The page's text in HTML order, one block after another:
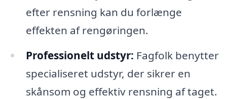
efter rensning kan du forlænge
effekten af rengøringen.
Professionelt udstyr: Fagfolk benytter
specialiseret udstyr, der sikrer en
skånsom og effektiv rensning af taget.